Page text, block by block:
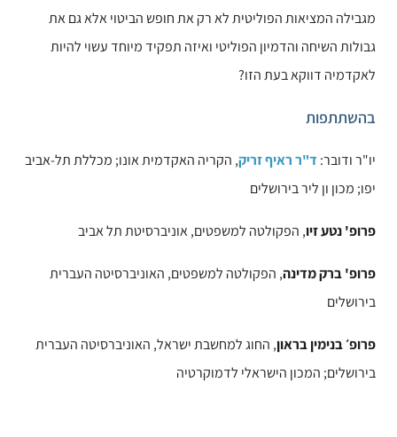
מגבילה המציאות הפוליטית לא רק את חופש הביטוי אלא גם את
גבולות השיחה והדמיון הפוליטי ואיזה תפקיד מיוחד עשוי להיות
לאקדמיה דווקא בעת הזו?
בהשתתפות
יו"ר ודובר: ד"ר ראיף זריק, הקריה האקדמית אונו; מכללת תל-אביב
יפו; מכון ון ליר בירושלים
פרופ' נטע זיו, הפקולטה למשפטים, אוניברסיטת תל אביב
פרופ' ברק מדינה, הפקולטה למשפטים, האוניברסיטה העברית
בירושלים
פרופ׳ בנימין בראון, החוג למחשבת ישראל, האוניברסיטה העברית
בירושלים; המכון הישראלי לדמוקרטיה